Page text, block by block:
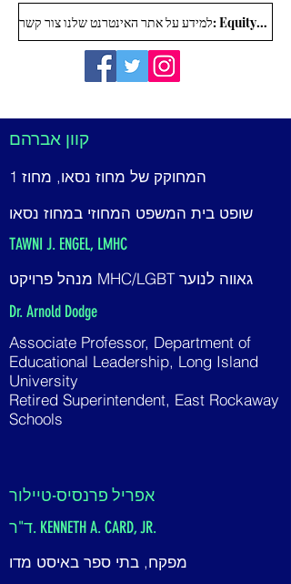
למידע על אתר האינטרנט שלנו צור קשר: Equity4LIYouth@gmail.com
קוון אברהם
המחוקק של מחוז נסאו, מחוז 1
שופט בית המשפט המחוזי במחוז נסאו
TAWNI J. ENGEL, LMHC
מנהל פרויקט MHC/LGBT גאווה לנוער
Dr. Arnold Dodge
Associate Professor, Department of
Educational Leadership, Long Island
University
Retired Superintendent, East Rockaway
Schools
אפריל פרנסיס-טיילור
ד"ר. KENNETH A. CARD, JR.
מפקח, בתי ספר באיסט מדו